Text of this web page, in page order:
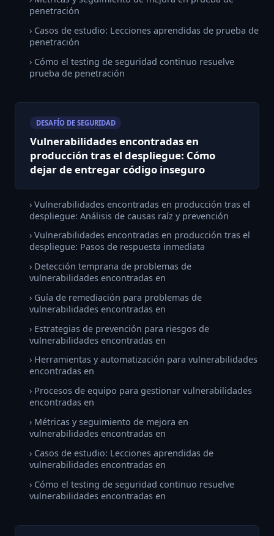
penetración
› Casos de estudio: Lecciones aprendidas de prueba de
penetración
› Cómo el testing de seguridad continuo resuelve
prueba de penetración
DESAFÍO DE SEGURIDAD
Vulnerabilidades encontradas en
producción tras el despliegue: Cómo
dejar de entregar código inseguro
› Vulnerabilidades encontradas en producción tras el
despliegue: Análisis de causas raíz y prevención
› Vulnerabilidades encontradas en producción tras el
despliegue: Pasos de respuesta inmediata
› Detección temprana de problemas de
vulnerabilidades encontradas en
› Guía de remediación para problemas de
vulnerabilidades encontradas en
› Estrategias de prevención para riesgos de
vulnerabilidades encontradas en
› Herramientas y automatización para vulnerabilidades
encontradas en
› Procesos de equipo para gestionar vulnerabilidades
encontradas en
› Métricas y seguimiento de mejora en
vulnerabilidades encontradas en
› Casos de estudio: Lecciones aprendidas de
vulnerabilidades encontradas en
› Cómo el testing de seguridad continuo resuelve
vulnerabilidades encontradas en